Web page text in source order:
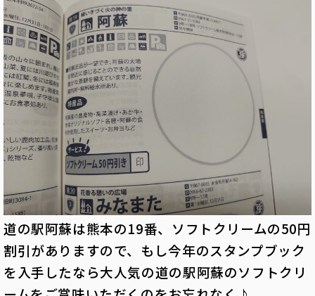
道の駅阿蘇は熊本の19番、ソフトクリームの50円
割引がありますので、もし今年のスタンプブック
を入手したなら大人気の道の駅阿蘇のソフトクリ